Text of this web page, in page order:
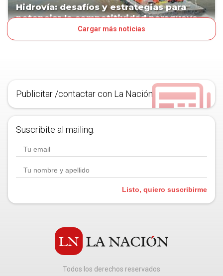
Hidrovía: desafíos y estrategias para
potenciar la competitividad paraguaya
Cargar más noticias
Publicitar /contactar con La Nación
Suscribite al mailing.
Listo, quiero suscribirme
Todos los derechos reservados